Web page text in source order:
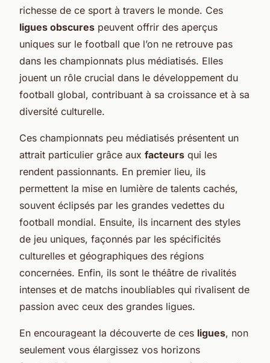
richesse de ce sport à travers le monde. Ces
ligues obscures peuvent offrir des aperçus
uniques sur le football que l’on ne retrouve pas
dans les championnats plus médiatisés. Elles
jouent un rôle crucial dans le développement du
football global, contribuant à sa croissance et à sa
diversité culturelle.
Ces championnats peu médiatisés présentent un
attrait particulier grâce aux facteurs qui les
rendent passionnants. En premier lieu, ils
permettent la mise en lumière de talents cachés,
souvent éclipsés par les grandes vedettes du
football mondial. Ensuite, ils incarnent des styles
de jeu uniques, façonnés par les spécificités
culturelles et géographiques des régions
concernées. Enfin, ils sont le théâtre de rivalités
intenses et de matchs inoubliables qui rivalisent de
passion avec ceux des grandes ligues.
En encourageant la découverte de ces ligues, non
seulement vous élargissez vos horizons